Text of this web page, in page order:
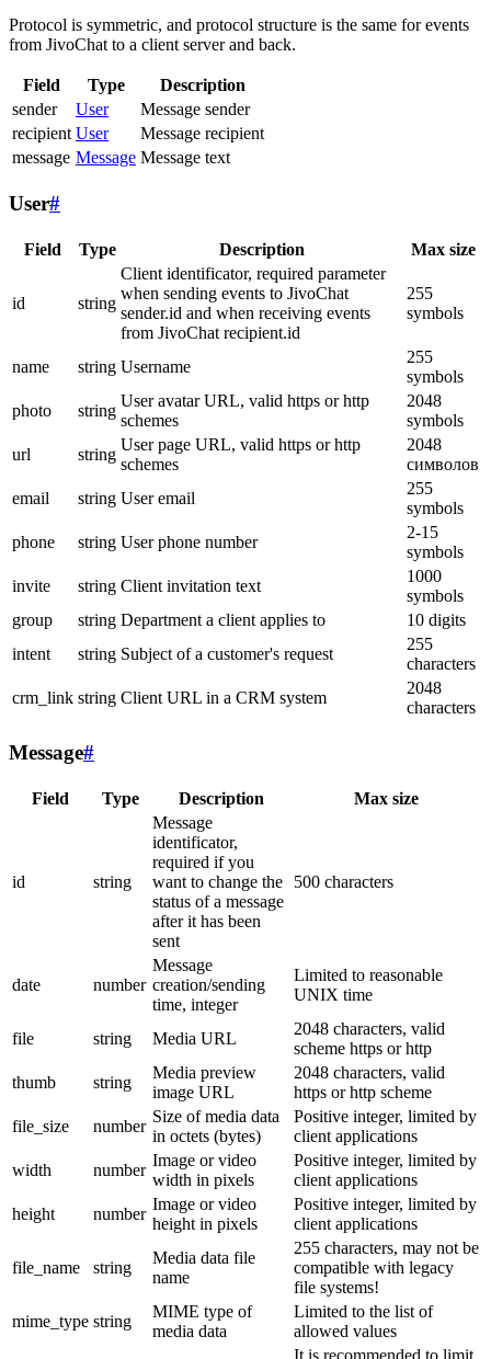
Protocol is symmetric, and protocol structure is the same for events
from JivoChat to a client server and back.
Field Type
Description
sender
User
Message sender
recipient User
Message recipient
message Message Message text
User#
Field Type Description Max size
id string
Client identificator, required parameter
when sending events to JivoChat
sender.id and when receiving events
from JivoChat recipient.id
255
symbols
name string Username
255
symbols
photo
string
User avatar URL, valid https or http
schemes
2048
symbols
url
string
User page URL, valid https or http
schemes
2048
символов
email
string User email
255
symbols
phone
string User phone number
2-15
symbols
invite
string Client invitation text
1000
symbols
group
string Department a client applies to
10 digits
intent
string Subject of a customer's request
255
characters
crm_link string Client URL in a CRM system
2048
characters
Message#
Field Type Description Max size
id string
Message
identificator,
required if you
want to change the
status of a message
after it has been
sent
500 characters
date number
Message
creation/sending
time, integer
Limited to reasonable
UNIX time
file string Media URL
2048 characters, valid
scheme https or http
thumb
string
Media preview
image URL
2048 characters, valid
https or http scheme
file_size
number
Size of media data
in octets (bytes)
Positive integer, limited by
client applications
width
number
Image or video
width in pixels
Positive integer, limited by
client applications
height
number
Image or video
height in pixels
Positive integer, limited by
client applications
file_name string
Media data file
name
255 characters, may not be
compatible with legacy
file systems!
mime_type string
MIME type of
media data
Limited to the list of
allowed values
It is recommended to limit